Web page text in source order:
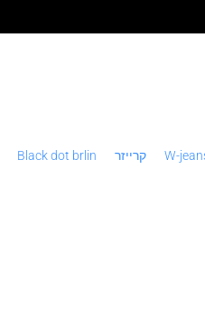
W- קרייזר Black dot brlin